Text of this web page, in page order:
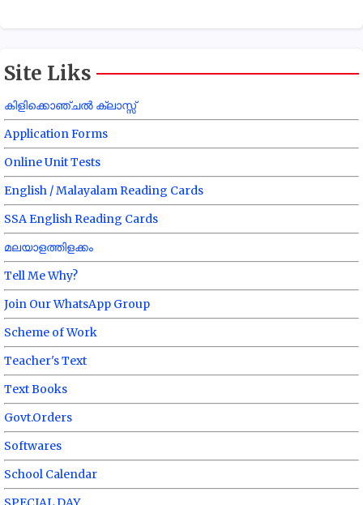
Site Liks
കിളിക്കൊഞ്ചൽ ക്ലാസ്സ്
Application Forms
Online Unit Tests
English / Malayalam Reading Cards
SSA English Reading Cards
മലയാളത്തിളക്കം
Tell Me Why?
Join Our WhatsApp Group
Scheme of Work
Teacher's Text
Text Books
Govt.Orders
Softwares
School Calendar